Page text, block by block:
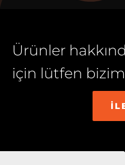
Ürünler
için lütfen